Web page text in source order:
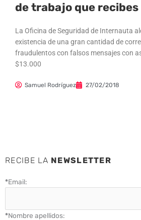
de trabajo que recibes
La Oficina de Seguridad de Internauta
existencia de una gran cantidad de
fraudulentos con falsos mensajes con
$13.000
Samuel Rodríguez 27/02/2018
RECIBE LA NEWSLETTER
*Email:
*Nombre apellidos: